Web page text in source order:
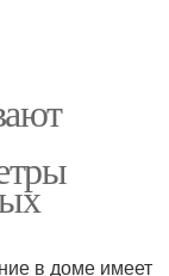
в доме имеет